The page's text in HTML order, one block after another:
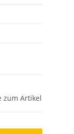
zum Artikel